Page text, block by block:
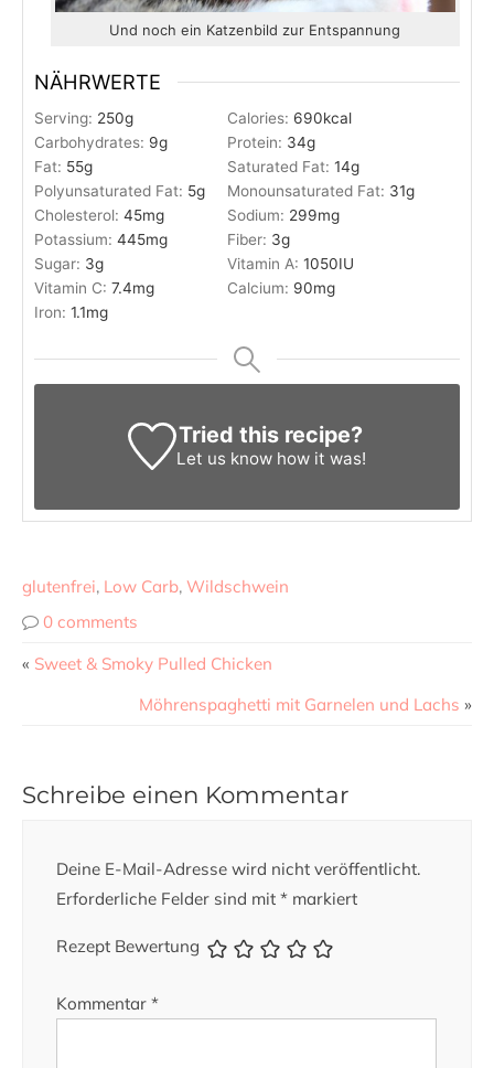
Und noch ein Katzenbild zur Entspannung
NÄHRWERTE
Serving: 250g Calories: 690kcal
Carbohydrates: 9g Protein: 34g
Fat: 55g Saturated Fat: 14g
Polyunsaturated Fat: 5g Monounsaturated Fat: 31g
Cholesterol: 45mg Sodium: 299mg
Potassium: 445mg Fiber: 3g
Sugar: 3g Vitamin A: 1050IU
Vitamin C: 7.4mg Calcium: 90mg
Iron: 1.1mg
Tried this recipe?
Let us knowhow it was!
glutenfrei, Low Carb, Wildschwein
0 comments
« Sweet & Smoky Pulled Chicken
Möhrenspaghetti mit Garnelen und Lachs »
Schreibe einen Kommentar
Deine E-Mail-Adresse wird nicht veröffentlicht.
Erforderliche Felder sind mit * markiert
Rezept Bewertung
Kommentar *